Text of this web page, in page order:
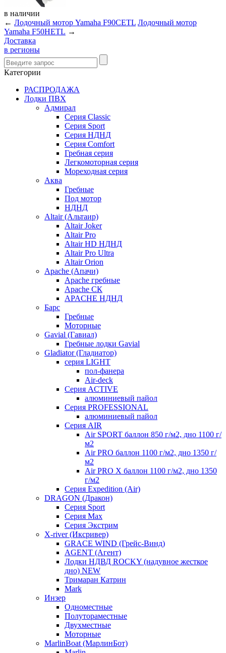
в наличии
← Лодочный мотор Yamaha F90CETL Лодочный мотор
Yamaha F50HETL →
Доставка
в регионы
Категории
РАСПРОДАЖА
Лодки ПВХ
Адмирал
Серия Classic
Серия Sport
Серия НДНД
Серия Comfort
Гребная серия
Легкомоторная серия
Мореходная серия
Аква
Гребные
Под мотор
НДНД
Altair (Альтаир)
Altair Joker
Altair Pro
Altair HD НДНД
Altair Pro Ultra
Altair Orion
Apache (Апачи)
Apache гребные
Apache СК
APACHE НДНД
Барс
Гребные
Моторные
Gavial (Гавиал)
Гребные лодки Gavial
Gladiator (Гладиатор)
серия LIGHT
пол-фанера
Air-deck
Серия ACTIVE
алюминиевый пайол
Серия PROFESSIONAL
алюминиевый пайол
Серия AIR
Air SPORT баллон 850 г/м2, дно 1100 г/
м2
Air PRO баллон 1100 г/м2, дно 1350 г/
м2
Air PRO X баллон 1100 г/м2, дно 1350
г/м2
Серия Expedition (Air)
DRAGON (Дракон)
Серия Sport
Серия Max
Серия Экстрим
X-river (Иксривер)
GRACE WIND (Грейс-Винд)
AGENT (Агент)
Лодки НДВД ROCKY (надувное жесткое
дно) NEW
Тримаран Катрин
Mark
Инзер
Одноместные
Полутораместные
Двухместные
Моторные
MarlinBoat (МарлинБот)